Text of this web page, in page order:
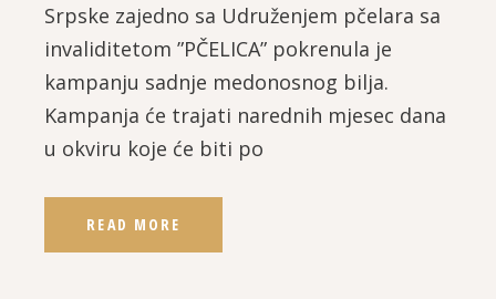
Srpske zajedno sa Udruženjem pčelara sa
invaliditetom ”PČELICA” pokrenula je
kampanju sadnje medonosnog bilja.
Kampanja će trajati narednih mjesec dana
u okviru koje će biti po
READ MORE